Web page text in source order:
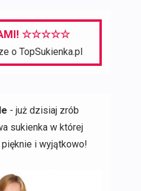
☆☆☆☆☆
o TopSukienka.pl
- już dzisiaj zrób
sukienka w której
i wyjątkowo!